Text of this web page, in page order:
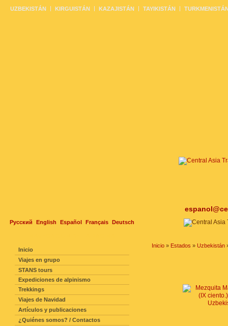
Русский English Español Français Deutsch
UZBEKISTÁN KIRGUISTÁN KAZAJISTÁN TAYIKISTÁN
Inicio » Estados » Uzbekistán
Inicio
Viajes en grupo
STANS tours
Expediciones de alpinismo
Trekkings
Viajes de Navidad
Artículos y publicaciones
¿Quiénes somos? / Contactos